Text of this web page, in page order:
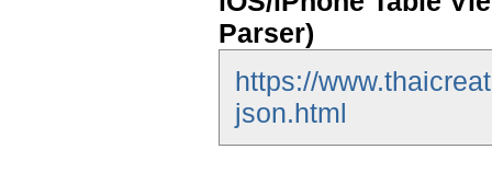
Parser)
https://
json.html